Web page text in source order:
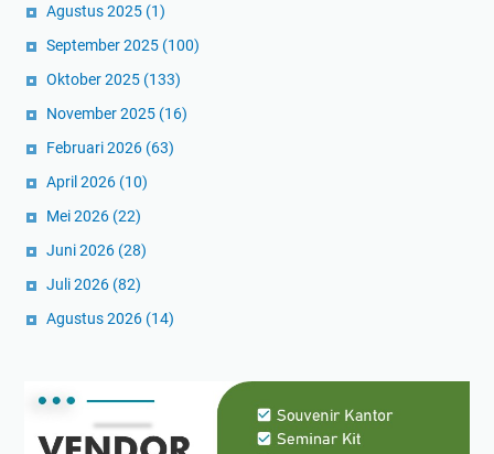
Agustus 2025 (1)
September 2025 (100)
Oktober 2025 (133)
November 2025 (16)
Februari 2026 (63)
April 2026 (10)
Mei 2026 (22)
Juni 2026 (28)
Juli 2026 (82)
Agustus 2026 (14)